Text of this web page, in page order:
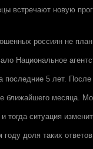
встречают новую
россиян не
Национальное
последние 5 лет.
ближайшего месяца.
и тогда ситуация
доля таких